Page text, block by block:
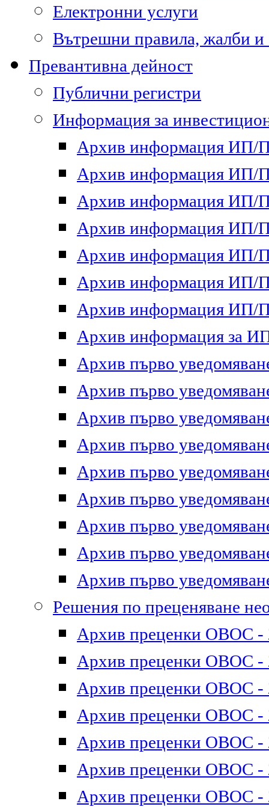
Електронни услуги
Вътрешни правила, жалби и
Превантивна дейност
Публични регистри
Информация за
Архив информация ИП/
Архив информация ИП/
Архив информация ИП/
Архив информация ИП/
Архив информация ИП/
Архив информация ИП/
Архив информация ИП/
Архив информация за
Архив първо
Архив първо
Архив първо
Архив първо
Архив първо
Архив първо
Архив първо
Архив първо
Архив първо
Решения по преценяване
Архив преценки ОВОС -
Архив преценки ОВОС -
Архив преценки ОВОС -
Архив преценки ОВОС -
Архив преценки ОВОС -
Архив преценки ОВОС -
Архив преценки ОВОС -